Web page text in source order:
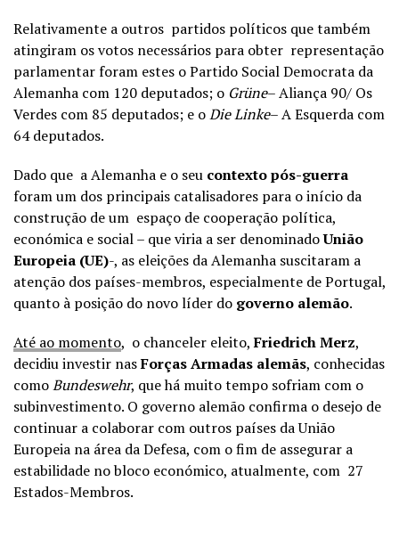
Relativamente a outros partidos políticos que também
atingiram os votos necessários para obter representação
parlamentar foram estes o Partido Social Democrata da
Alemanha com 120 deputados; o Grüne– Aliança 90/ Os
Verdes com 85 deputados; e oDie Linke– A Esquerda com
64 deputados.
Dado que a Alemanha e o seu contexto pós-guerra
foram um dos principais catalisadores para o início da
construção de um espaço de cooperação política,
económica e social – que viria a ser denominadoUnião
Europeia (UE)-, as eleições da Alemanha suscitaram a
atenção dos países-membros, especialmente de Portugal,
quanto à posição do novo líder do governo alemão.
Até ao momento, o chanceler eleito,Friedrich Merz,
decidiu investir nasForças Armadas alemãs, conhecidas
comoBundeswehr, que há muito tempo sofriam com o
subinvestimento. O governo alemão confirma o desejo de
continuar a colaborar com outros países da União
Europeia na área da Defesa, com o fim de assegurar a
estabilidade no bloco económico, atualmente, com 27
Estados-Membros.